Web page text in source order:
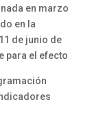
en marzo
en la
de junio de
para el efecto